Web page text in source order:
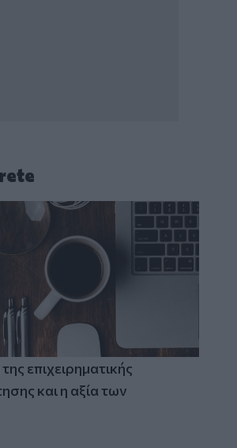
επιχειρηματικής
και η αξία των